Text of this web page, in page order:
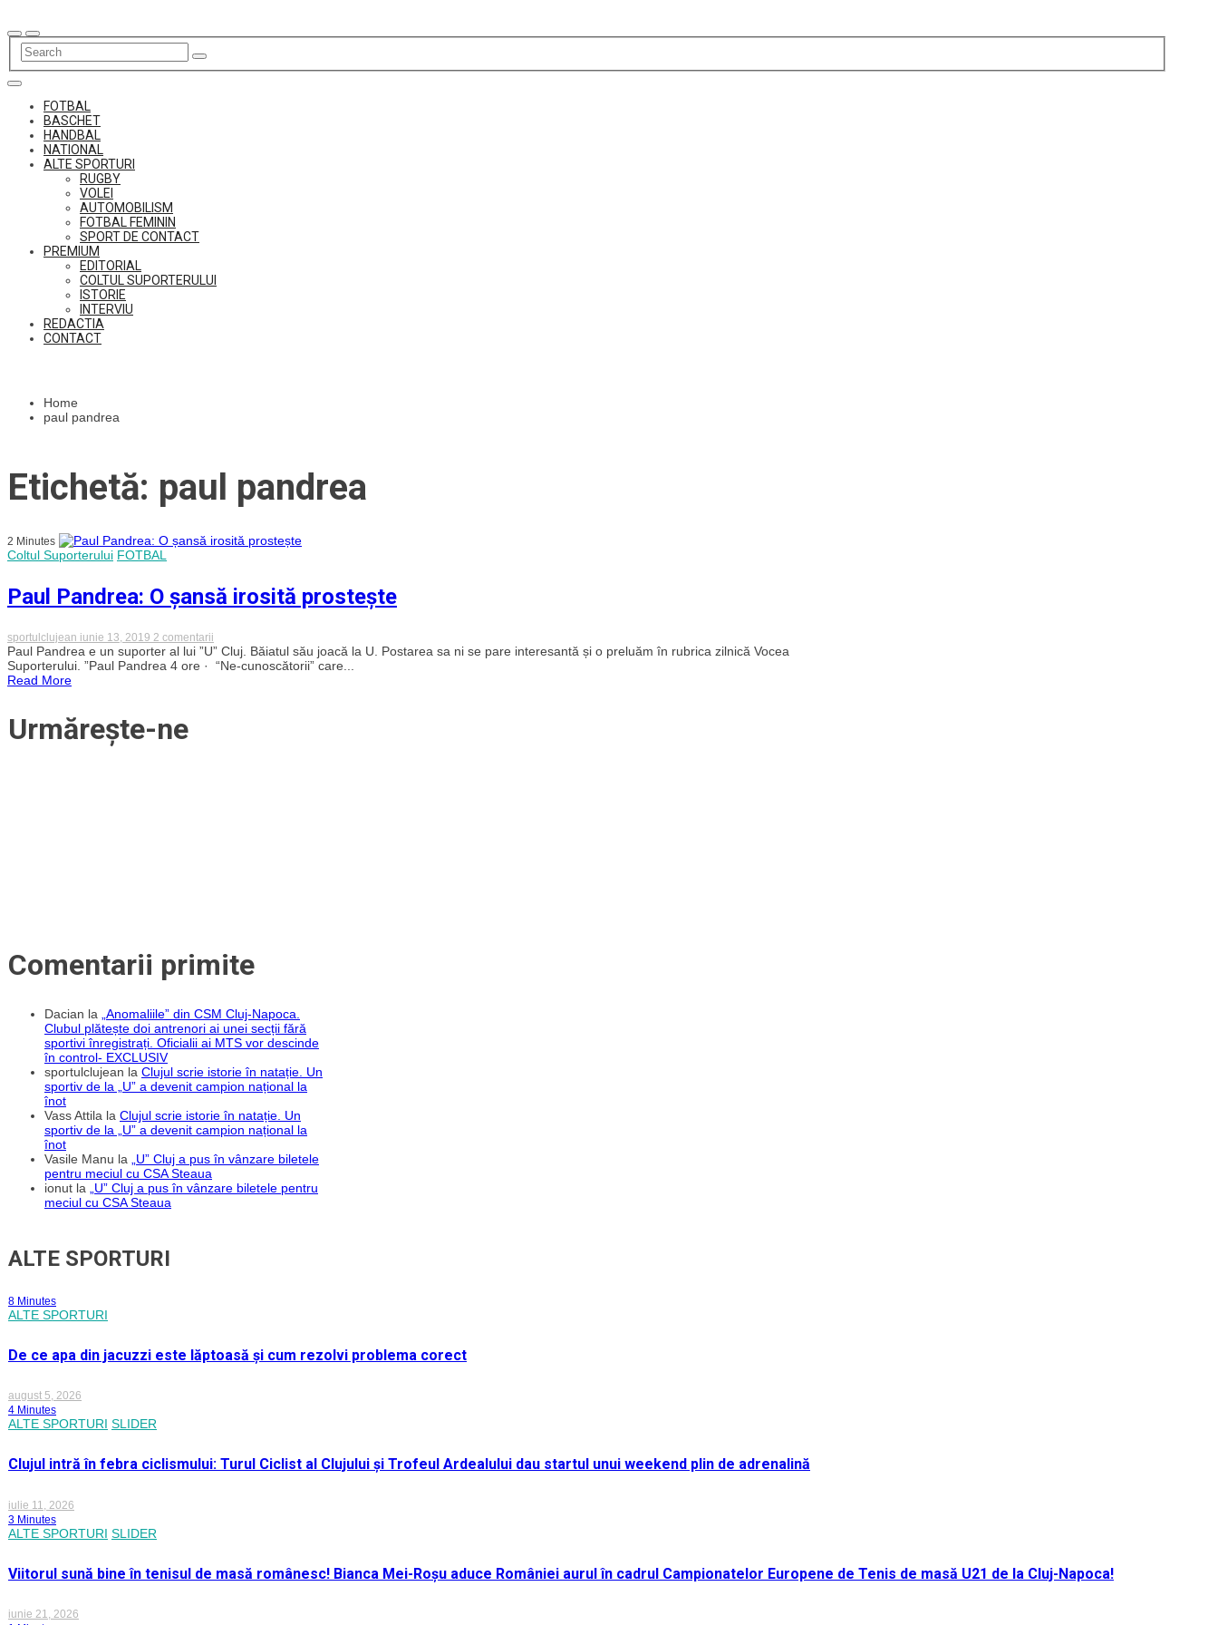
to
content
FOTBAL
BASCHET
HANDBAL
NATIONAL
ALTE SPORTURI
RUGBY
VOLEI
AUTOMOBILISM
FOTBAL FEMININ
SPORT DE CONTACT
PREMIUM
EDITORIAL
COLTUL SUPORTERULUI
ISTORIE
INTERVIU
REDACTIA
CONTACT
Home
paul pandrea
Etichetă: paul pandrea
2 Minutes
Coltul Suporterului FOTBAL
Paul Pandrea: O șansă irosită prostește
sportulclujean iunie 13, 2019 2 comentarii
Paul
Pandrea:
Paul Pandrea e un suporter al lui ”U” Cluj. Băiatul său joacă la U. Postarea sa ni se pare interesantă și o preluăm în rubrica zilnică Vocea
Suporterului. ”Paul Pandrea 4 ore · “Ne-cunoscătorii” care...
Read More
Urmărește-ne
Comentarii primite
Dacian la
„Anomaliile” din CSM Cluj-Napoca.
Clubul plătește doi antrenori ai unei secții fără
sportivi înregistrați. Oficialii ai MTS vor descinde
în control- EXCLUSIV
sportulclujean la Clujul scrie istorie în natație. Un
sportiv de la „U” a devenit campion național la
înot
Vass Attila la Clujul scrie istorie în natație. Un
sportiv de la „U” a devenit campion național la
înot
Vasile Manu la
„U” Cluj a pus în vânzare biletele
pentru meciul cu CSA Steaua
ionut la
„U” Cluj a pus în vânzare biletele pentru
meciul cu CSA Steaua
ALTE SPORTURI
8 Minutes
ALTE SPORTURI
De ce apa din jacuzzi este lăptoasă și cum rezolvi problema corect
august 5, 2026
4 Minutes
ALTE SPORTURI SLIDER
Clujul intră în febra ciclismului: Turul Ciclist al Clujului și Trofeul Ardealului dau startul unui weekend plin de adrenalină
iulie 11, 2026
3 Minutes
ALTE SPORTURI SLIDER
Viitorul sună bine în tenisul de masă românesc! Bianca Mei-Roșu aduce României aurul în cadrul Campionatelor Europene de Tenis de masă U21 de la Cluj-Napoca!
iunie 21, 2026